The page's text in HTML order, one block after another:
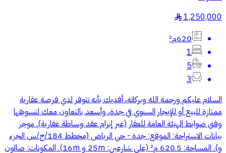
1,250,000
§
620م²
1
5
3
السلام عليكم ورحمة الله وبركاته، أفديك بأنه تتوفر لدي فرصة عقارية
ممتازة للبيع أو للإيجار السنوي في جدة، وأسعد بالتعاون معك لتسويقها
وفق ضوابط الهيئة العامة للعقار (عبر إبرام عقد وساطة عقارية). موجز
بيانات الاستراحة: الموقع: جدة - حي الرياض (مخطط 184/ج/س الجزء
و). المساحة: 620.5 م² (على شارعين: 25m و 16m). المكونات: صالون